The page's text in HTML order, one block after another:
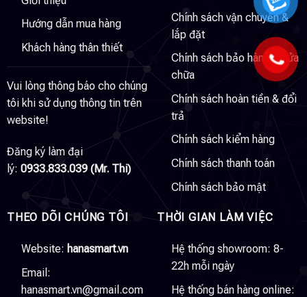
Hướng dẫn mua hàng
Khách hàng thân thiết
Vui lòng thông báo cho chúng
tôi khi sử dụng thông tin trên
website!
Đăng ký làm đại
lý: 0933.833.039 (Mr. Thi)
Chính sách vận chuyển &
lắp đặt
Chính sách bảo hành & sửa
chữa
Chính sách hoàn tiền & đổi
trả
Chính sách kiểm hàng
Chính sách thanh toán
Chính sách bảo mật
THEO DÕI CHÚNG TÔI
Website: hanasmart.vn
Email:
hanasmart.vn@gmail.com
THỜI GIAN LÀM VIỆC
Hệ thống showroom: 8-
22h mỗi ngày
Hệ thống bán hàng online: